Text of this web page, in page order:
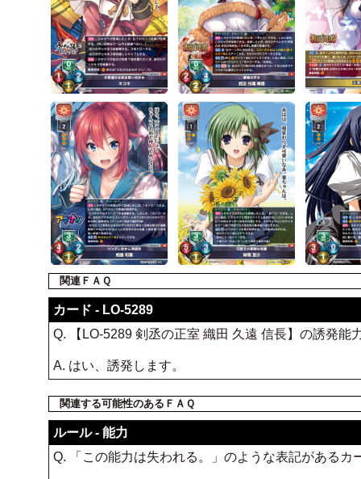
関連ＦＡＱ
カード - LO-5289
Q. 【LO-5289 剣丞の正室 織田 久遠 信長】の誘発
A. はい、誘発します。
関連する可能性のあるＦＡＱ
ルール - 能力
Q. 「この能力は失われる。」のような表記がある